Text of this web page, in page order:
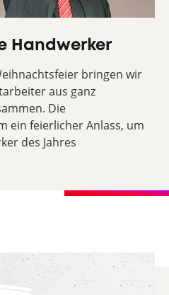
Handwerker
bringen wir
aus ganz
Die
ein feierlicher Anlass, um
des Jahres